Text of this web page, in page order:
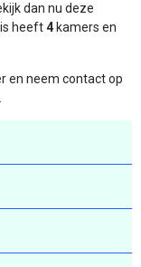
dan nu deze
heeft4 kamers en
en neem contact op